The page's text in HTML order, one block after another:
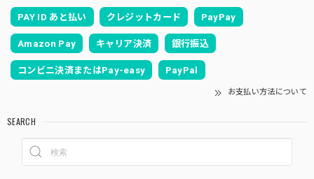
PAY ID あと払い クレジットカード PayPay
Amazon Pay キャリア決済 銀行振込
コンビニ決済またはPay-easy PayPal
お支払い方法について
SEARCH